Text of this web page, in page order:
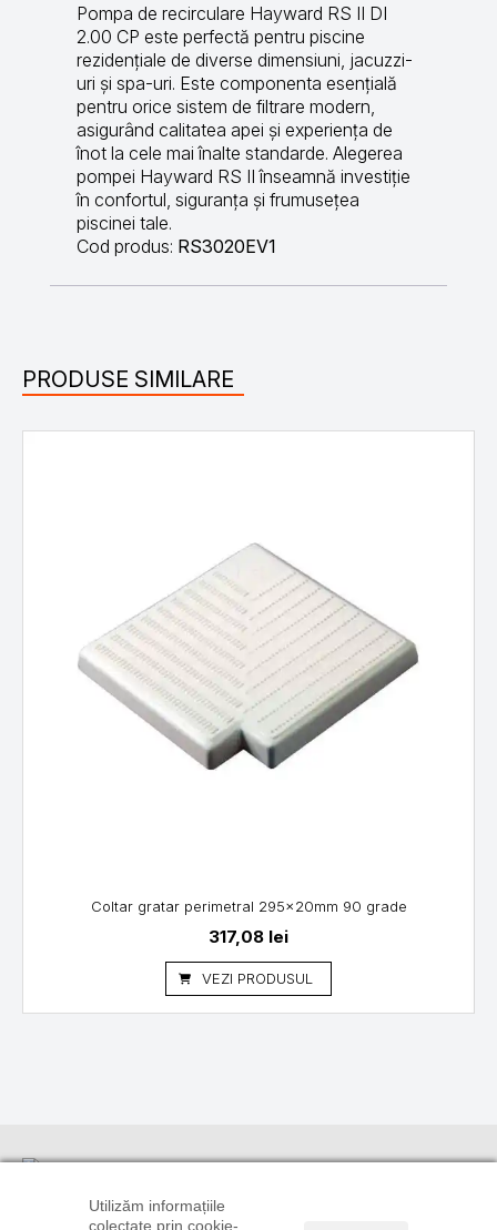
Pompa de recirculare Hayward RS II DI
2.00 CP este perfectă pentru piscine
rezidențiale de diverse dimensiuni, jacuzzi-
uri și spa-uri. Este componenta esențială
pentru orice sistem de filtrare modern,
asigurând calitatea apei și experiența de
înot la cele mai înalte standarde. Alegerea
pompei Hayward RS II înseamnă investiție
în confortul, siguranța și frumusețea
piscinei tale.
Cod produs: RS3020EV1
PRODUSE SIMILARE
Coltar gratar perimetral 295x20mm 90 grade
317,08 lei
VEZI PRODUSUL
Informații
TRANSPORT
ȘI PLATĂ
Suport
Linkuri utile
Utilizăm informațiile
colectate prin cookie-